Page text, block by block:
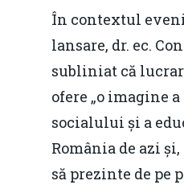
În contextul
lansare, dr. ec.
subliniat că
ofere „o imagine
socialului și a
România de azi și,
să prezinte de